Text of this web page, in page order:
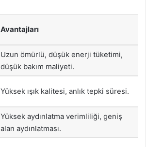
Avantajları
Uzun ömürlü, düşük enerji tüketimi,
düşük bakım maliyeti.
Yüksek ışık kalitesi, anlık tepki süresi.
Yüksek aydınlatma verimliliği, geniş
alan aydınlatması.